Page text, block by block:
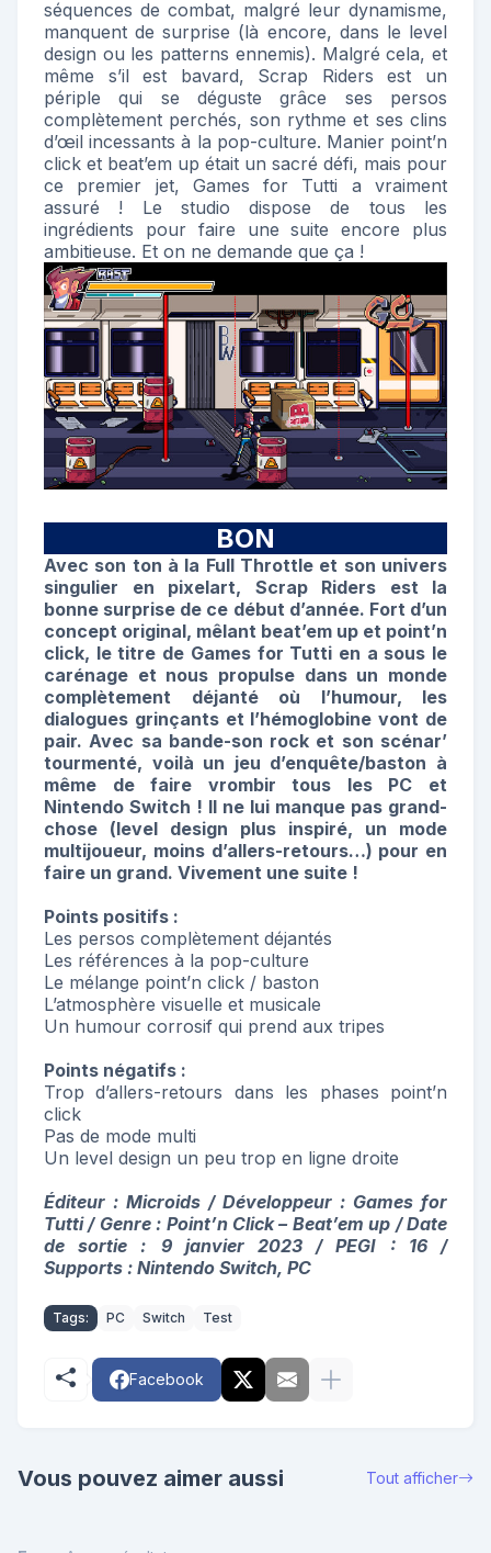
séquences de combat, malgré leur dynamisme,
manquent de surprise (là encore, dans le level
design ou les patterns ennemis). Malgré cela, et
même s’il est bavard, Scrap Riders est un
périple qui se déguste grâce ses persos
complètement perchés, son rythme et ses clins
d’œil incessants à la pop-culture. Manier point’n
click et beat’em up était un sacré défi, mais pour
ce premier jet, Games for Tutti a vraiment
assuré ! Le studio dispose de tous les
ingrédients pour faire une suite encore plus
ambitieuse. Et on ne demande que ça !
BON
Avec son ton à la Full Throttle et son univers
singulier en pixelart, Scrap Riders est la
bonne surprise de ce début d’année. Fort d’un
concept original, mêlant beat’em up et point’n
click, le titre de Games for Tutti en a sous le
carénage et nous propulse dans un monde
complètement déjanté où l’humour, les
dialogues grinçants et l’hémoglobine vont de
pair. Avec sa bande-son rock et son scénar’
tourmenté, voilà un jeu d’enquête/baston à
même de faire vrombir tous les PC et
Nintendo Switch ! Il ne lui manque pas grand-
chose (level design plus inspiré, un mode
multijoueur, moins d’allers-retours…) pour en
faire un grand. Vivement une suite !
Points positifs :
Les persos complètement déjantés
Les références à la pop-culture
Le mélange point’n click / baston
L’atmosphère visuelle et musicale
Un humour corrosif qui prend aux tripes
Points négatifs :
Trop d’allers-retours dans les phases point’n
click
Pas de mode multi
Un level design un peu trop en ligne droite
Éditeur : Microids / Développeur : Games for
Tutti / Genre : Point’n Click – Beat’em up / Date
de sortie :
9 janvier 2023 / PEGI : 16 /
Supports : Nintendo Switch, PC
Tags: PC Switch Test
Facebook
Vous pouvez aimer aussi Tout afficher